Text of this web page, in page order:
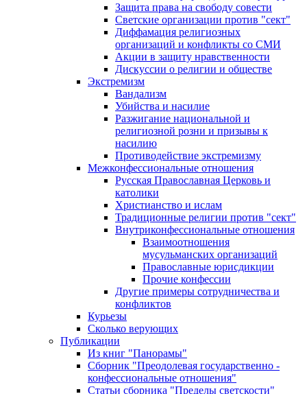
Защита права на свободу совести
Светские организации против "сект"
Диффамация религиозных
организаций и конфликты со СМИ
Акции в защиту нравственности
Дискуссии о религии и обществе
Экстремизм
Вандализм
Убийства и насилие
Разжигание национальной и
религиозной розни и призывы к
насилию
Противодействие экстремизму
Межконфессиональные отношения
Русская Православная Церковь и
католики
Христианство и ислам
Традиционные религии против "сект"
Внутриконфессиональные отношения
Взаимоотношения
мусульманских организаций
Православные юрисдикции
Прочие конфессии
Другие примеры сотрудничества и
конфликтов
Курьезы
Сколько верующих
Публикации
Из книг "Панорамы"
Сборник "Преодолевая государственно -
конфессиональные отношения"
Статьи сборника "Пределы светскости"